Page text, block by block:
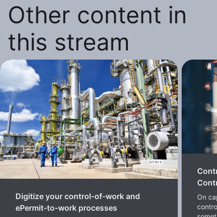
Other content in
this stream
Digitize your control-of-work and
ePermit-to-work processes
On